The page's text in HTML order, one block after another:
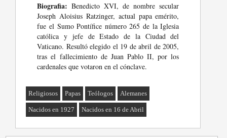
Biografia: Benedicto XVI, de nombre secular
Joseph Aloisius Ratzinger, actual papa emérito,
fue el Sumo Pontífice número 265 de la Iglesia
católica y jefe de Estado de la Ciudad del
Vaticano. Resultó elegido el 19 de abril de 2005,
tras el fallecimiento de Juan Pablo II, por los
cardenales que votaron en el cónclave.
Religiosos Papas Teólogos Alemanes
Nacidos en 1927 Nacidos en 16 de Abril